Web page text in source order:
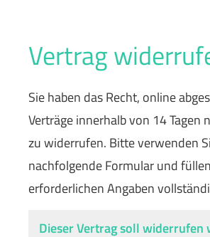
Vertrag
Sie haben das Recht, online
Verträge innerhalb von 14 Tagen
zu widerrufen. Bitte verwenden
nachfolgende Formular und
erforderlichen Angaben
Dieser Vertrag soll widerrufen